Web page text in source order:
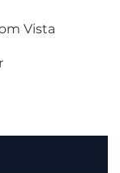
Vista